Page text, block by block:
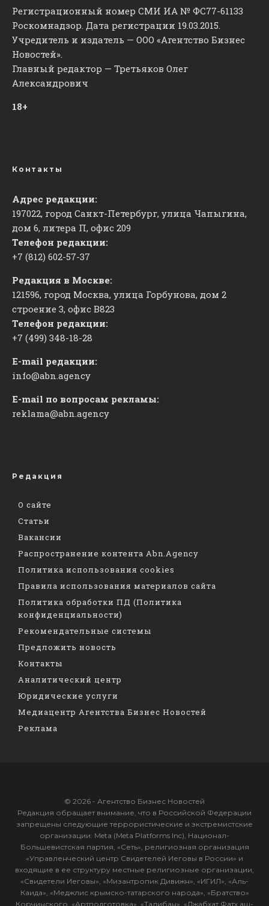
Регистрационный номер СМИ ИА № ФС77-61133
Роскомнадзор. Дата регистрации 19.03.2015.
Учредитель и издатель — ООО «Агентство Бизнес
Новостей».
Главный редактор — Третьяков Олег
Александрович
18+
Контакты
Адрес редакции:
197022, город Санкт-Петербург, улица Чапыгина,
дом 6, литера П, офис 209
Телефон редакции:
+7 (812) 602-57-37
Редакция в Москве:
121596, город Москва, улица Горбунова, дом 2
строение 3, офис ​В823
Телефон редакции:
+7 (499) 348-18-28
E-mail редакции:
info@abn.agency
E-mail по вопросам рекламы:
reklama@abn.agency
Редакция
О сайте
Статьи
Вакансии
Распространение контента Abn.Agency
Политика использования cookies
Правила использования материалов сайта
Политика обработки ПД (Политика
конфиденциальности)
Рекомендательные системы
Предложить новость
Контакты
Аналитический центр
Юридические услуги
Медиацентр Агентства Бизнес Новостей
Реклама
© 2026 - Агентство Бизнес Новостей
Редакция обращает внимание, что в Российской Федерации
запрещены следующие террористические и экстремистские
организации: Meta (Meta Platforms Inc), Национал-
Большевистская партия, «Сеть», религиозная организация
«Управленческий центр Свидетелей Иеговы в России» и
входящие в ее структуру местные религиозные организации,
«Свидетели Иеговы», «Мизантропик Дивижн», «ИГИЛ», «Аль-
Каида», «Меджлис крымско-татарского народа», «Братство»
Корчинского, «Артподготовка», «Талибан», «Джабхат Фатх аш-